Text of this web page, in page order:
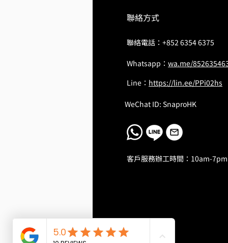
聯絡方式
聯絡電話： +852 6354 6375
Whatsapp： wa.me/
Line： https://lin.ee/PPi02hs
WeChat ID: SnaproHK
客戶服務辦工時間：10am-7pm